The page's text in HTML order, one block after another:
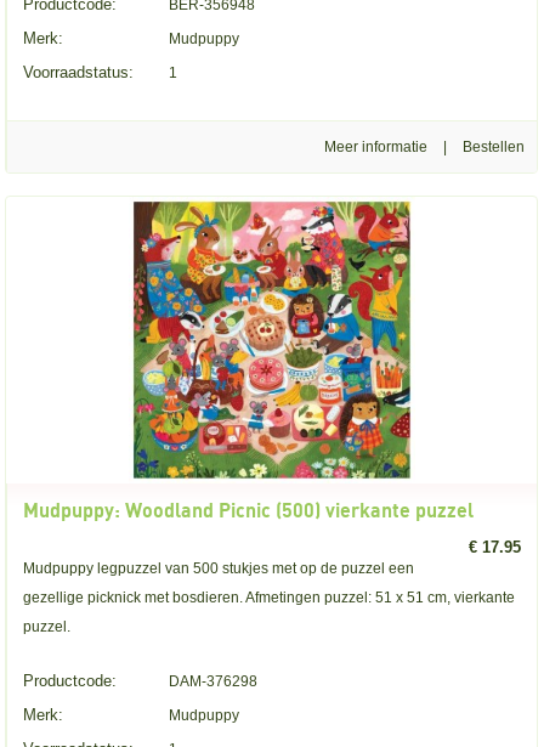
Productcode: BER-356948
Merk: Mudpuppy
Voorraadstatus: 1
Meer informatie
Mudpuppy: Woodland Picnic (500) vierkante puzzel
€ 17.95
Mudpuppy legpuzzel van 500 stukjes met op de puzzel een
gezellige picknick met bosdieren. Afmetingen puzzel: 51 x 51 cm, vierkante
puzzel.
Productcode: DAM-376298
Merk: Mudpuppy